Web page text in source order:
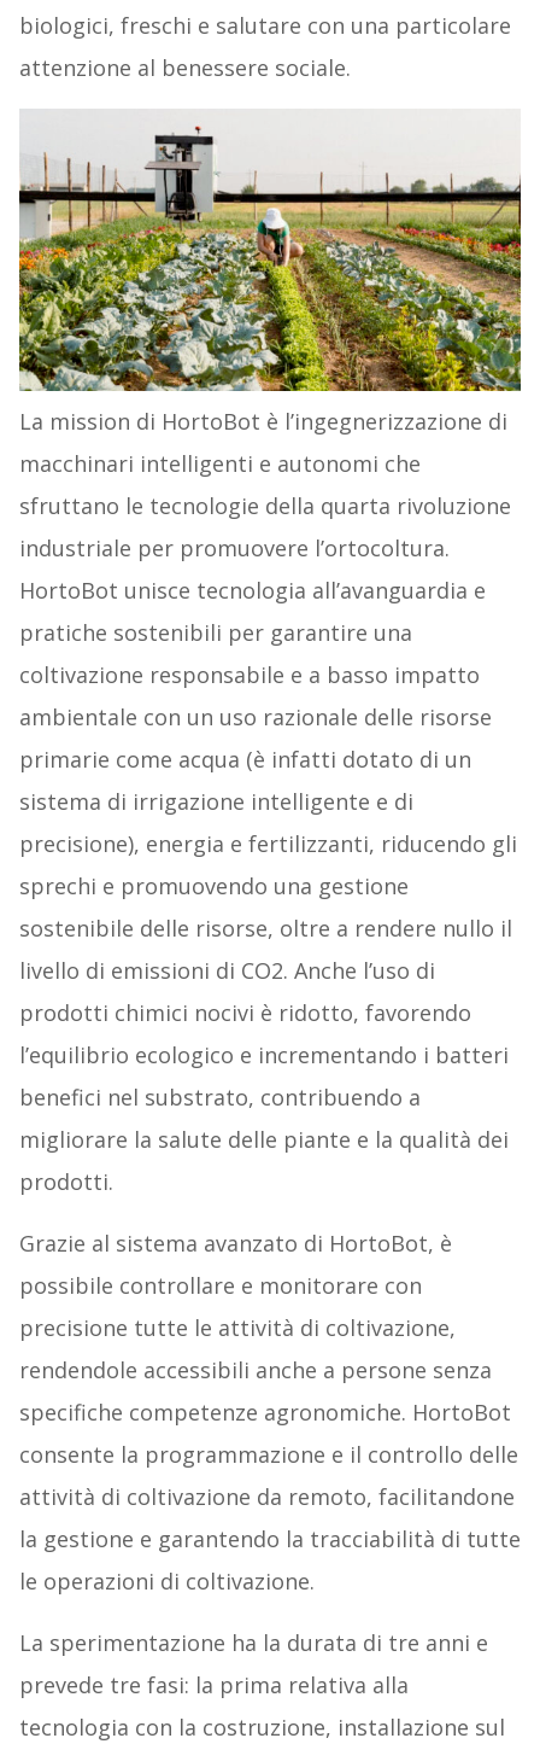
biologici, freschi e salutare con una particolare
attenzione al benessere sociale.
La mission di HortoBot è l’ingegnerizzazione di
macchinari intelligenti e autonomi che
sfruttano le tecnologie della quarta rivoluzione
industriale per promuovere l’ortocoltura.
HortoBot unisce tecnologia all’avanguardia e
pratiche sostenibili per garantire una
coltivazione responsabile e a basso impatto
ambientale con un uso razionale delle risorse
primarie come acqua (è infatti dotato di un
sistema di irrigazione intelligente e di
precisione), energia e fertilizzanti, riducendo gli
sprechi e promuovendo una gestione
sostenibile delle risorse, oltre a rendere nullo il
livello di emissioni di CO2. Anche l’uso di
prodotti chimici nocivi è ridotto, favorendo
l’equilibrio ecologico e incrementando i batteri
benefici nel substrato, contribuendo a
migliorare la salute delle piante e la qualità dei
prodotti.
Grazie al sistema avanzato di HortoBot, è
possibile controllare e monitorare con
precisione tutte le attività di coltivazione,
rendendole accessibili anche a persone senza
specifiche competenze agronomiche. HortoBot
consente la programmazione e il controllo delle
attività di coltivazione da remoto, facilitandone
la gestione e garantendo la tracciabilità di tutte
le operazioni di coltivazione.
La sperimentazione ha la durata di tre anni e
prevede tre fasi: la prima relativa alla
tecnologia con la costruzione, installazione sul